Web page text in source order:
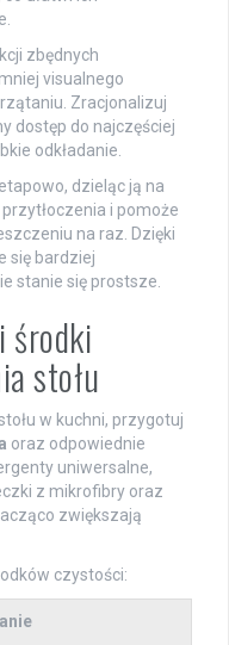
zbędnych
visualnego
Zracjonalizuj
dostęp do najczęściej
odkładanie.
dzieląc ją na
i pomoże
na raz. Dzięki
się bardziej
stanie się prostsze.
środki
stołu
w kuchni, przygotuj
oraz odpowiednie
uniwersalne,
z mikrofibry oraz
zwiększają
czystości: